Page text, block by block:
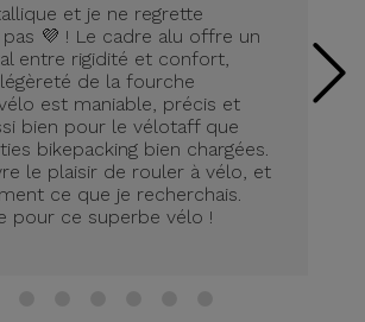
et je ne regrette
💜 ! Le cadre alu offre un
entre rigidité et confort,
de la fourche
est maniable, précis et
bien pour le vélotaff que
bikepacking bien chargées.
le plaisir de rouler à vélo, et
ce que je recherchais.
pour ce superbe vélo !